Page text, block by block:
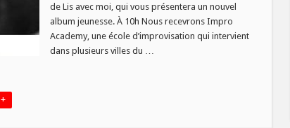
de Lis avec moi, qui vous présentera un nouvel
album jeunesse. À 10h Nous recevrons Impro
Academy, une école d’improvisation qui intervient
dans plusieurs villes du …